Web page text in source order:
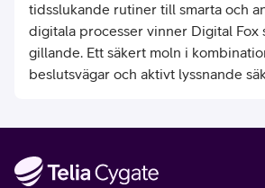
tidsslukande rutiner till smarta och
digitala processer vinner Digital Fox
gillande. Ett säkert moln i
beslutsvägar och aktivt lyssnande